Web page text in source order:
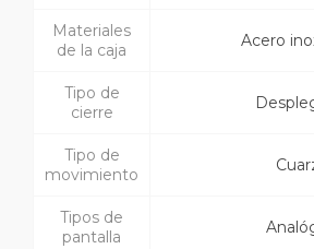
Materiales
de la caja
Acero
Tipo de
cierre
Tipo de
movimiento
Tipos de
pantalla